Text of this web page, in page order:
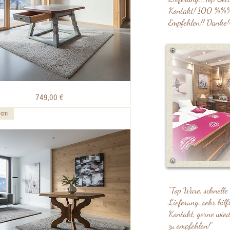
Schnellansicht
Preis
749,00 €
"Top Ware, schnelle
Lieferung, sehr
Kontakt, gerne
zu empfehlen!"
Kontakt! 100
Empfehlen!!